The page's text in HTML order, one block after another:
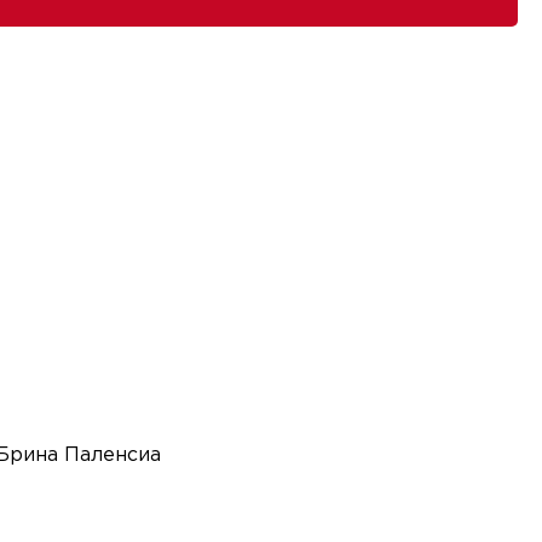
Паленсиа